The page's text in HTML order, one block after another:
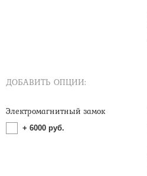
ДОБАВИТЬ ОПЦИИ:
Электромагнитный замок
+ 6000 руб.